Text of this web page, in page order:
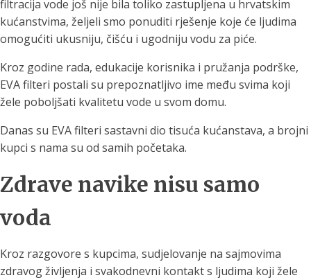
filtracija vode još nije bila toliko zastupljena u hrvatskim
kućanstvima, željeli smo ponuditi rješenje koje će ljudima
omogućiti ukusniju, čišću i ugodniju vodu za piće.
Kroz godine rada, edukacije korisnika i pružanja podrške,
EVA filteri postali su prepoznatljivo ime među svima koji
žele poboljšati kvalitetu vode u svom domu.
Danas su EVA filteri sastavni dio tisuća kućanstava, a brojni
kupci s nama su od samih početaka.
Zdrave navike nisu samo
voda
Kroz razgovore s kupcima, sudjelovanje na sajmovima
zdravog življenja i svakodnevni kontakt s ljudima koji žele